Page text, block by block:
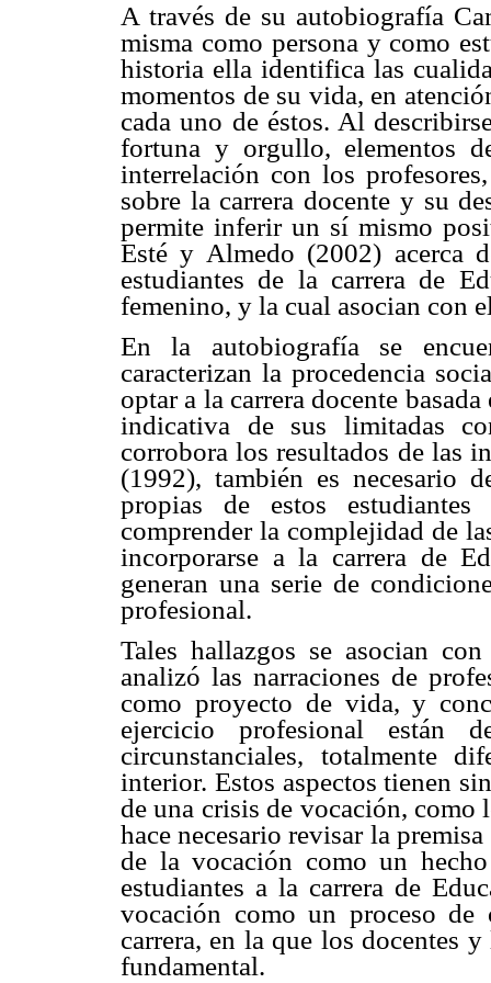
A través de su autobiografía
misma como persona y como
historia ella identifica las
momentos de su vida, en
cada uno de éstos. Al
fortuna y orgullo, elementos
interrelación con los
sobre la carrera docente y su
permite inferir un sí mismo
Esté y Almedo (2002) acerca
estudiantes de la carrera de
femenino, y la cual asocian con
En la autobiografía se
caracterizan la procedencia
optar a la carrera docente
indicativa de sus limitadas
corrobora los resultados de las
(1992), también es necesario
propias de estos
comprender la complejidad de
incorporarse a la carrera de
generan una serie de
profesional.
Tales hallazgos se asocian
analizó las narraciones de
como proyecto de vida, y
ejercicio profesional están
circunstanciales, totalmente
interior. Estos aspectos tienen
de una crisis de vocación, como
hace necesario revisar la
de la vocación como un
estudiantes a la carrera de
vocación como un proceso
carrera, en la que los docentes
fundamental.